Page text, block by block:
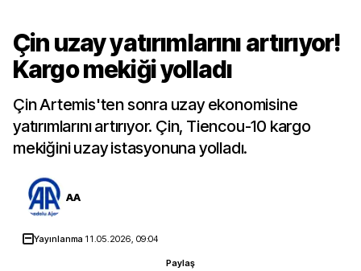
Çin uzay yatırımlarını artırıyor!
Kargo mekiği yolladı
Çin Artemis'ten sonra uzay ekonomisine
yatırımlarını artırıyor. Çin, Tiencou-10 kargo
mekiğini uzay istasyonuna yolladı.
AA
Yayınlanma 11.05.2026, 09:04
Paylaş